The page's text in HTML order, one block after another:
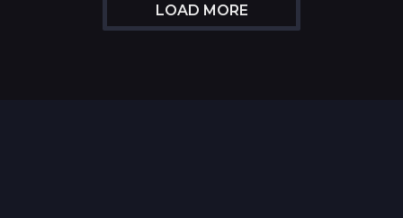
g
LOAD MORE